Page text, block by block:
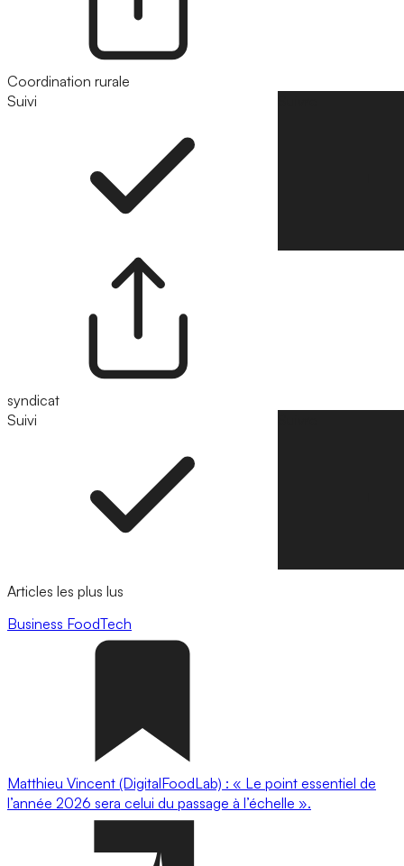
Coordination rurale
Suivi
syndicat
Suivi
Articles les plus lus
Business FoodTech
Matthieu Vincent (DigitalFoodLab) : « Le point essentiel de
l’année 2026 sera celui du passage à l’échelle ».